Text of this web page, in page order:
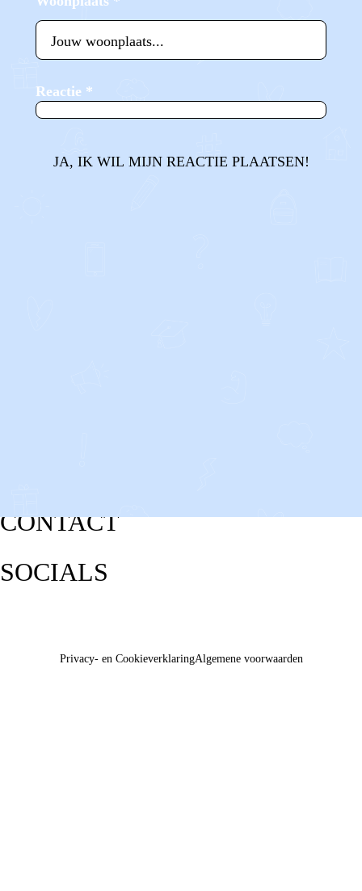
Reactie *
JA, IK WIL MIJN REACTIE PLAATSEN!
CONTACT
SOCIALS
Privacy- en CookieverklaringAlgemene voorwaarden